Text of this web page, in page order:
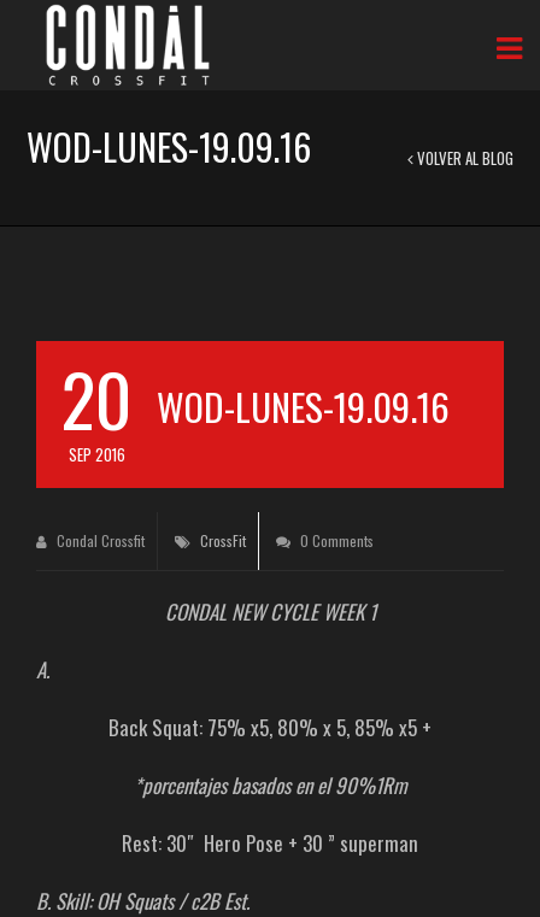
WOD-LUNES-19.09.16 VOLVER AL BLOG
20
SEP 2016
WOD-LUNES-19.09.16
Condal Crossfit CrossFit 0 Comments
CONDAL NEW CYCLE WEEK 1
A.
Back Squat: 75% x5, 80% x 5, 85% x5 +
*porcentajes basados en el 90%1Rm
Rest: 30″ Hero Pose + 30 ” superman
B. Skill: OH Squats / c2B Est.